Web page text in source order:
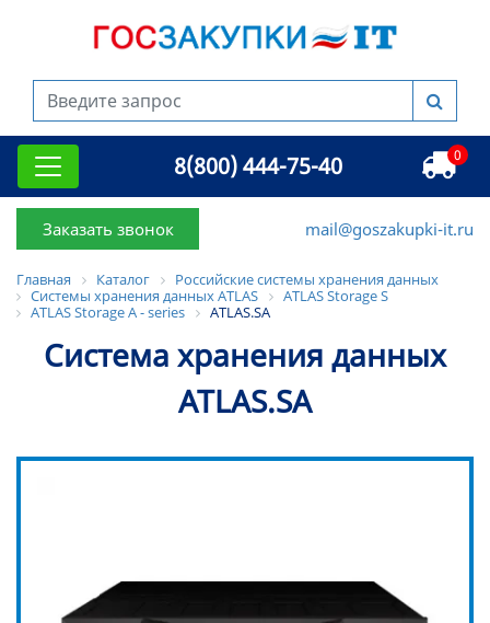
8(800) 444-75-40 0
Заказать звонок mail@goszakupki-it.ru
Главная Каталог
Российские системы хранения данных
Системы хранения данных ATLAS
ATLAS Storage S
ATLAS Storage A - series
ATLAS.SA
Система хранения данных
ATLAS.SA